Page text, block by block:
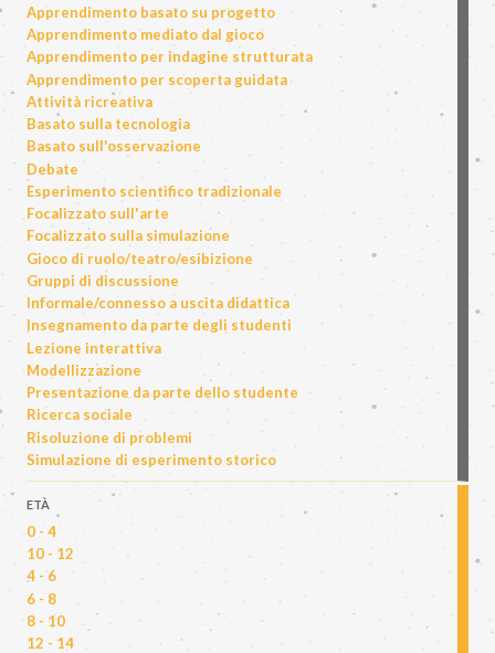
Apprendimento basato su progetto
Apprendimento mediato dal gioco
Apprendimento per indagine strutturata
Apprendimento per scoperta guidata
Attività ricreativa
Basato sulla tecnologia
Basato sull'osservazione
Debate
Esperimento scientifico tradizionale
Focalizzato sull'arte
Focalizzato sulla simulazione
Gioco di ruolo/teatro/esibizione
Gruppi di discussione
Informale/connesso a uscita didattica
Insegnamento da parte degli studenti
Lezione interattiva
Modellizzazione
Presentazione da parte dello studente
Ricerca sociale
Risoluzione di problemi
Simulazione di esperimento storico
ETÀ
0 - 4
10 - 12
4 - 6
6 - 8
8 - 10
12 - 14